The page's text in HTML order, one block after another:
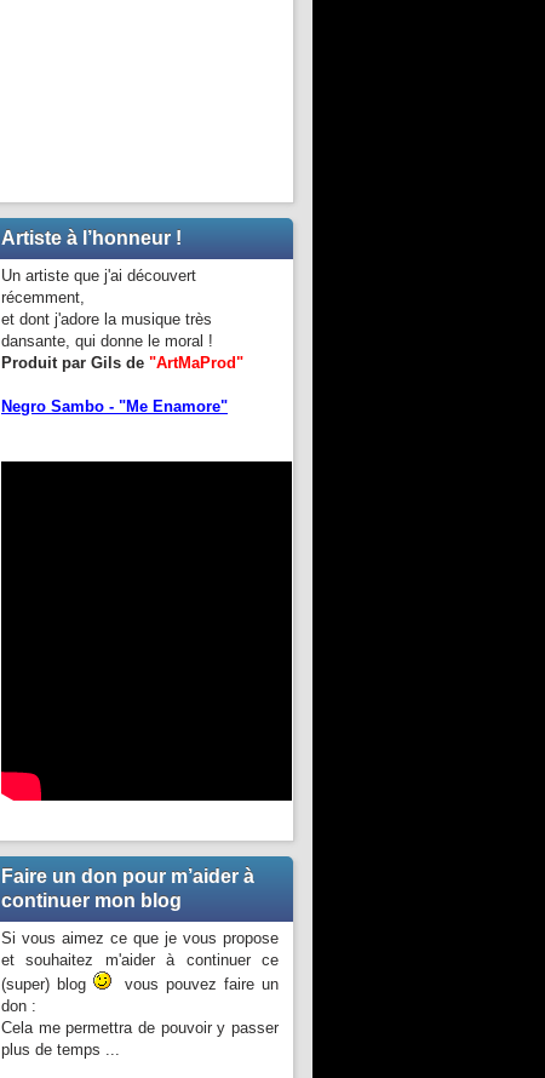
Artiste à l’honneur !
Un artiste que j'ai découvert
récemment,
et dont j'adore la musique très
dansante, qui donne le moral !
Produit par Gils de "ArtMaProd"
Negro Sambo - "Me Enamore"
Faire un don pour m’aider à
continuer mon blog
Si vous aimez ce que je vous propose
et souhaitez m'aider à continuer ce
(super) blog
vous pouvez faire un
don :
Cela me permettra de pouvoir y passer
plus de temps ...